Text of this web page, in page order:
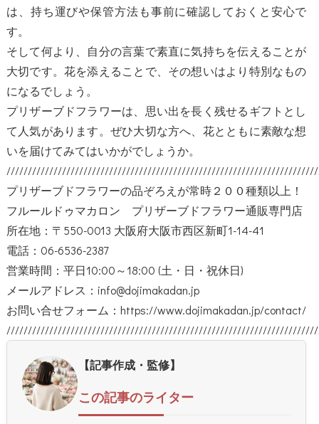
は、持ち運びや保管方法も事前に確認しておくと安心で
す。
そして何より、自分の言葉で素直に気持ちを伝えることが
大切です。花を添えることで、その想いはより特別なもの
になるでしょう。
プリザーブドフラワーは、思い出を長く残せるギフトとし
て人気があります。ぜひ大切な方へ、花とともに素敵な想
いを届けてみてはいかがでしょうか。
プリザーブドフラワーの品ぞろえが常時２００種類以上！
フルールドゥマカロン プリザーブドフラワー通販専門店
所在地：〒550-0013 大阪府大阪市西区新町1-14-41
電話：06-6536-2387
営業時間：平日10:00～18:00 (土・日・祝休日)
メールアドレス：info@dojimakadan.jp
お問い合せフォーム： https://www.dojimakadan.jp/contact/
【記事作成・監修】
この記事のライター